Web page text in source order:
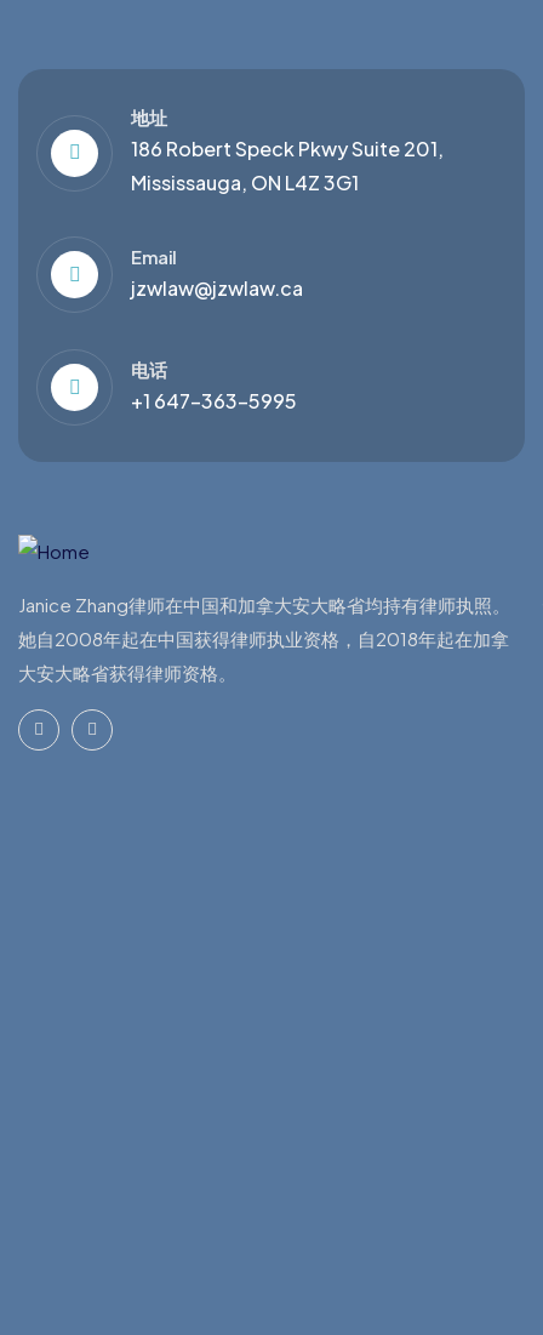
地址
186 Robert Speck Pkwy Suite 201,
Mississauga, ON L4Z 3G1
Email
jzwlaw@jzwlaw.ca
电话
+1 647-363-5995
Janice Zhang律师在中国和加拿大安大略省均持有律师执照。
她自2008年起在中国获得律师执业资格，自2018年起在加拿
大安大略省获得律师资格。